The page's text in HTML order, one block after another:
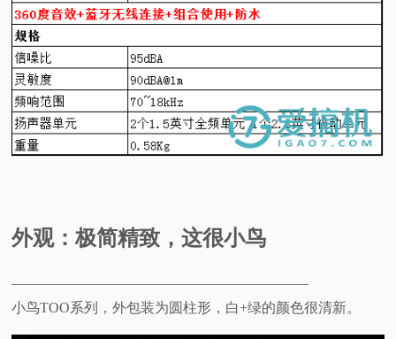
验
专
题
外观：极简精致，这很小鸟
—————————————————————
小鸟TOO系列，外包装为圆柱形，白+绿的颜色很清新。